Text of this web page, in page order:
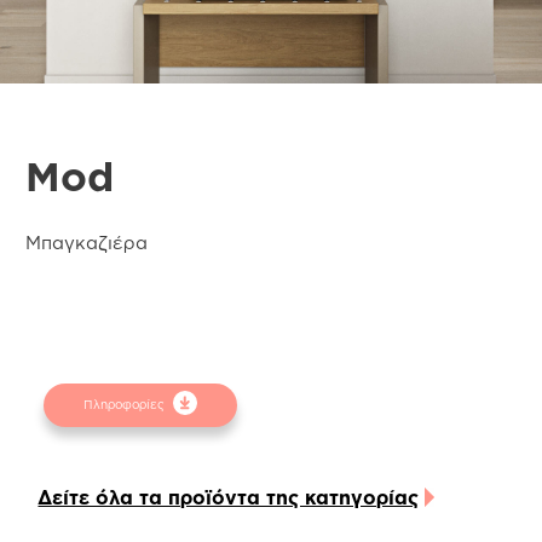
Mod
Μπαγκαζιέρα
Πληροφορίες
Δείτε όλα τα προϊόντα της κατηγορίας